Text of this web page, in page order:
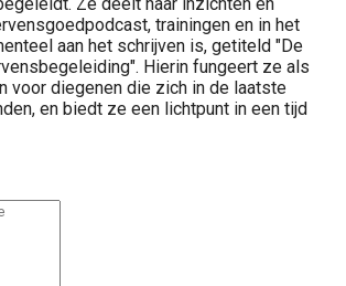
trainingen en in het
aan het schrijven is, getiteld "De
Hierin fungeert ze als
voor diegenen die zich in de laatste
en biedt ze een lichtpunt in een tijd